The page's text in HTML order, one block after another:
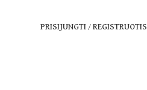
PRISIJUNGTI / REGISTRUOTIS